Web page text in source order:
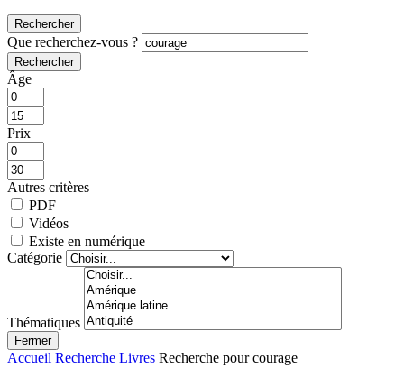
Rechercher
Que recherchez-vous ?
Rechercher
Âge
Prix
Autres critères
PDF
Vidéos
Existe en numérique
Catégorie
Thématiques
Fermer
Accueil Recherche Livres Recherche pour courage